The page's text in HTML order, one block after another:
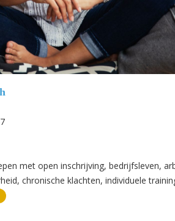
met open inschrijving, bedrijfsleven,
chronische klachten, individuele